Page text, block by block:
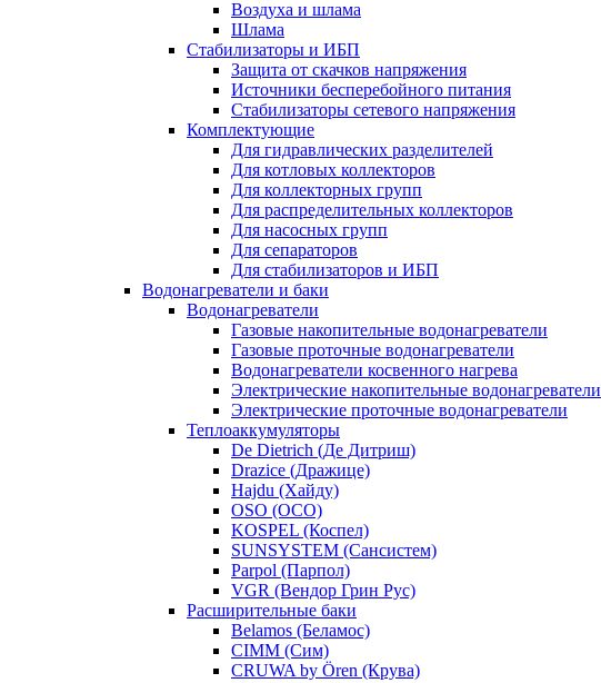
Воздуха и шлама
Шлама
Стабилизаторы и ИБП
Защита от скачков напряжения
Источники бесперебойного питания
Стабилизаторы сетевого напряжения
Комплектующие
Для гидравлических разделителей
Для котловых коллекторов
Для коллекторных групп
Для распределительных коллекторов
Для насосных групп
Для сепараторов
Для стабилизаторов и ИБП
Водонагреватели и баки
Водонагреватели
Газовые накопительные водонагреватели
Газовые проточные водонагреватели
Водонагреватели косвенного нагрева
Электрические накопительные водонагреватели
Электрические проточные водонагреватели
Теплоаккумуляторы
De Dietrich (Де Дитриш)
Drazice (Дражице)
Hajdu (Хайду)
OSO (ОСО)
KOSPEL (Коспел)
SUNSYSTEM (Сансистем)
Parpol (Парпол)
VGR (Вендор Грин Рус)
Расширительные баки
Belamos (Беламос)
CIMM (Сим)
CRUWA by Ören (Крува)